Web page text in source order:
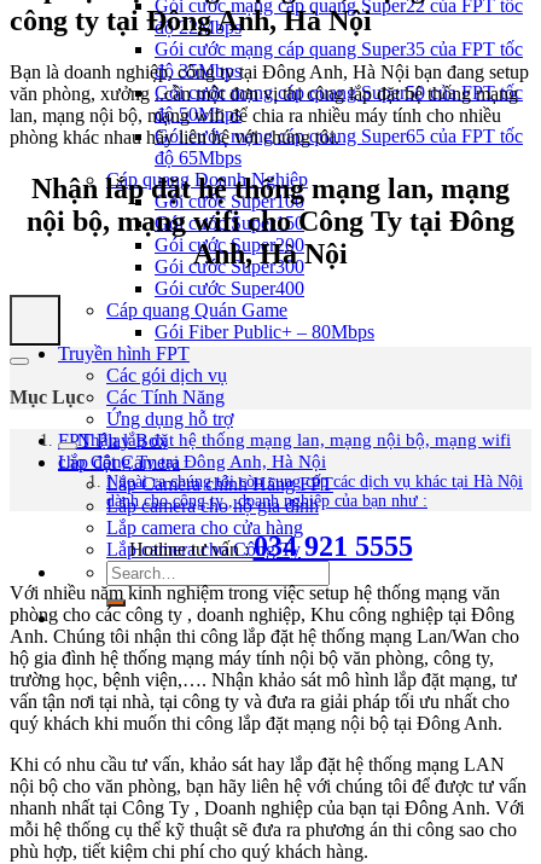
Gói cước mạng cáp quang Super22 của FPT tốc
độ 22Mbps
Gói cước mạng cáp quang Super35 của FPT tốc
độ 35Mbps
Gói cước mạng cáp quang Super50 của FPT tốc
độ 50Mbps
Gói cước mạng cáp quang Super65 của FPT tốc
độ 65Mbps
Cáp quang Doanh Nghiệp
Gói cước Super100
Gói cước Super150
Gói cước Super200
Gói cước Super300
Gói cước Super400
Cáp quang Quán Game
Gói Fiber Public+ – 80Mbps
Truyền hình FPT
Các gói dịch vụ
Các Tính Năng
Ứng dụng hỗ trợ
FPT Play Box
Lắp đặt Camera
Lắp Camera chính Hãng FPT
Lắp camera cho hộ gia đình
Lắp camera cho cửa hàng
Lắp camera cho Công Ty
công ty tại Đông Anh, Hà Nội
Bạn là doanh nghiệp, công ty tại Đông Anh, Hà Nội bạn đang setup
văn phòng, xưởng ..cần một đơn vị thi công lắp đặt hệ thống mạng
lan, mạng nội bộ, mạng wifi để chia ra nhiều máy tính cho nhiều
phòng khác nhau hãy liên hệ với chúng tôi.
Nhận lắp đặt hệ thống mạng lan, mạng
nội bộ, mạng wifi cho Công Ty tại Đông
Anh, Hà Nội
Mục Lục
Nhận lắp đặt hệ thống mạng lan, mạng nội bộ, mạng wifi
cho Công Ty tại Đông Anh, Hà Nội
Ngoài ra chúng tôi còn cung cấp các dịch vụ khác tại Hà Nội
dành cho công ty , doanh nghiệp của bạn như :
Hotline tư vấn :034 921 5555
Với nhiều năm kinh nghiệm trong việc setup hệ thống mạng văn
phòng cho các công ty , doanh nghiệp, Khu công nghiệp tại Đông
Anh. Chúng tôi nhận thi công lắp đặt hệ thống mạng Lan/Wan cho
hộ gia đình hệ thống mạng máy tính nội bộ văn phòng, công ty,
trường học, bệnh viện,…. Nhận khảo sát mô hình lắp đặt mạng, tư
vấn tận nơi tại nhà, tại công ty và đưa ra giải pháp tối ưu nhất cho
quý khách khi muốn thi công lắp đặt mạng nội bộ tại Đông Anh.
Khi có nhu cầu tư vấn, khảo sát hay lắp đặt hệ thống mạng LAN
nội bộ cho văn phòng, bạn hãy liên hệ với chúng tôi để được tư vấn
nhanh nhất tại Công Ty , Doanh nghiệp của bạn tại Đông Anh. Với
mỗi hệ thống cụ thể kỹ thuật sẽ đưa ra phương án thi công sao cho
phù hợp, tiết kiệm chi phí cho quý khách hàng.